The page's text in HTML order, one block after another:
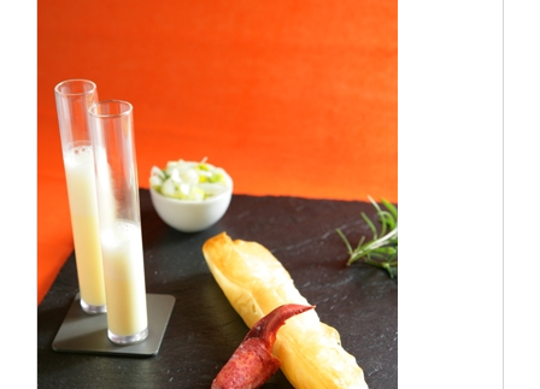
AJOUTER AU PANIER / DÉTAILS